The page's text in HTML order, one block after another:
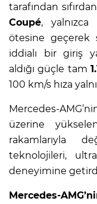
tarafından
Coupé,
ötesine geçerek
iddialı bir giriş
aldığı güçle tam
100 km/s hıza
Mercedes-
üzerine
rakamlarıyla
teknolojileri,
deneyimine
Mercedes-